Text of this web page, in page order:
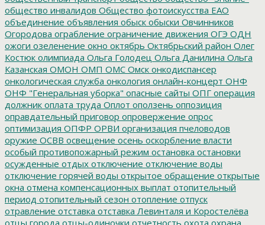
общество инвалидов Общество фотоискусства ЕАО
объединение объявления обыск обыски Овчинников
Огородова ограбление ограничение движения ОГЭ ОДН
ожоги озеленение окно октябрь Октябрьский район Олег
Костюк олимпиада Ольга Голодец Ольга Данилина Ольга
Казанская ОМОН ОМП ОМС Омск онкодиспансер
онкологическая служба онкология онлайн-концерт ОНФ
ОНФ "Генеральная уборка" опасные сайты ОПГ операция
должник оплата труда Оплот оползень оппозиция
оправдательный приговор опровержение опрос
оптимизация ОПФР ОРВИ организация пчеловодов
оружие ОСВВ освещение осень оскорбление власти
особый противопожарный режим остановка остановки
осужденные отдых отключение отключение воды
отключение горячей воды открытое обращение открытые
окна отмена компенсационных выплат отопительный
период отопительный сезон отопление отпуск
отравление отставка отставка Левинталя и Коростелёва
отцы города отцы-одиночки отчетность охота охрана